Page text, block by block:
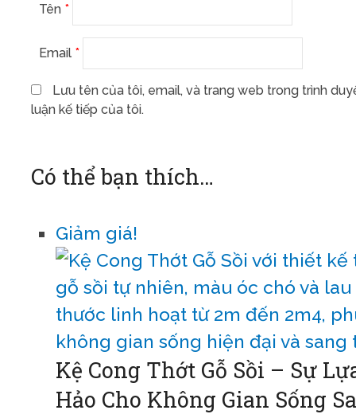
Tên *
Email *
Lưu tên của tôi, email, và trang web trong trình
luận kế tiếp của tôi.
Có thể bạn thích…
Giảm giá!
Kệ Cong Thớt Gỗ Sồi – Sự
Hảo Cho Không Gian Sống